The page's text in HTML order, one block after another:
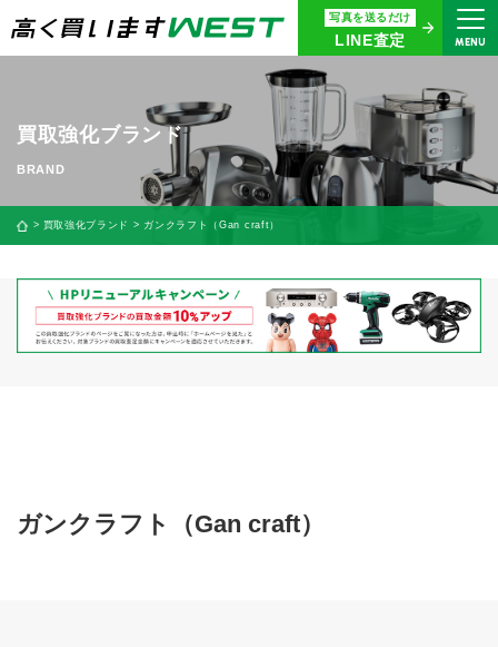
写真を送るだけ
LINE査定 MENU
まずはお気軽にお問い合わせ・
査定をご依頼ください
買取専用ダイヤル
0120-914-094
9:00〜18:30(年中無休)
24時間365日受付
買取に関する質問や相談もすぐにできて便利
簡単操作！LINE査定
買取強化ブランド
買取強化ブランド ガンクラフト（Gan craft）
ガンクラフト（Gan craft）